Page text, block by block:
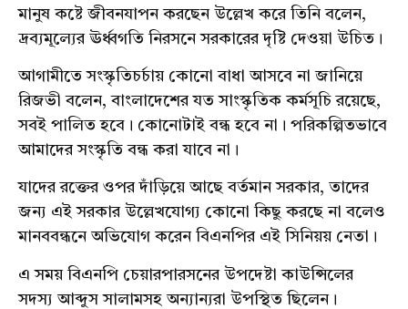
মানুষ কষ্টে জীবনযাপন করছেন উল্লেখ করে তিনি বলেন,
দ্রব্যমূল্যের ঊর্ধ্বগতি নিরসনে সরকারের দৃষ্টি দেওয়া উচিত।
আগামীতে সংস্কৃতিচর্চায় কোনো বাধা আসবে না জানিয়ে
রিজভী বলেন, বাংলাদেশের যত সাংস্কৃতিক কর্মসূচি রয়েছে,
সবই পালিত হবে। কোনোটাই বন্ধ হবে না। পরিকল্পিতভাবে
আমাদের সংস্কৃতি বন্ধ করা যাবে না।
যাদের রক্তের ওপর দাঁড়িয়ে আছে বর্তমান সরকার, তাদের
জন্য এই সরকার উল্লেখযোগ্য কোনো কিছু করছে না বলেও
মানববন্ধনে অভিযোগ করেন বিএনপির এই সিনিয়য় নেতা।
এ সময় বিএনপি চেয়ারপারসনের উপদেষ্টা কাউন্সিলের
সদস্য আব্দুস সালামসহ অন্যান্যরা উপস্থিত ছিলেন।